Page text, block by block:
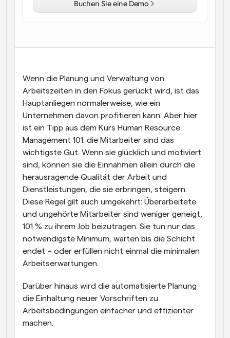
Supercharged Planung mit KI-gestützten Anrufen
Blog
Sofortige Besprechungen
Treffen Sie sich in wenigen Minuten mit Kunden
Dynamische Gruppenlinks
Nahtlos Meetings mit mehreren Personen buchen
Webhooks
Erhalten Sie eine Benachrichtigung, wenn etwas
passiert
Wenn die Planung und Verwaltung von
Arbeitszeiten in den Fokus gerückt wird, ist das
Hauptanliegen normalerweise, wie ein
Unternehmen davon profitieren kann. Aber hier
ist ein Tipp aus dem Kurs Human Resource
Management 101: die Mitarbeiter sind das
wichtigste Gut. Wenn sie glücklich und motiviert
sind, können sie die Einnahmen allein durch die
herausragende Qualität der Arbeit und
Dienstleistungen, die sie erbringen, steigern.
Diese Regel gilt auch umgekehrt: Überarbeitete
und ungehörte Mitarbeiter sind weniger geneigt,
101 % zu ihrem Job beizutragen. Sie tun nur das
notwendigste Minimum, warten bis die Schicht
endet – oder erfüllen nicht einmal die minimalen
Arbeitserwartungen.
Darüber hinaus wird die automatisierte Planung
die Einhaltung neuer Vorschriften zu
Arbeitsbedingungen einfacher und effizienter
machen.
Buchen Sie eine Demo